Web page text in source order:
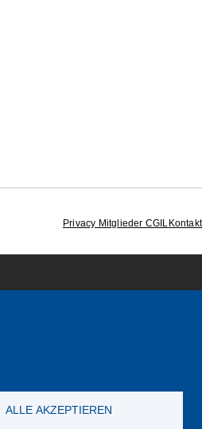
ALLE AKZEPTIEREN
Privacy Mitglieder CGIL Kontakt